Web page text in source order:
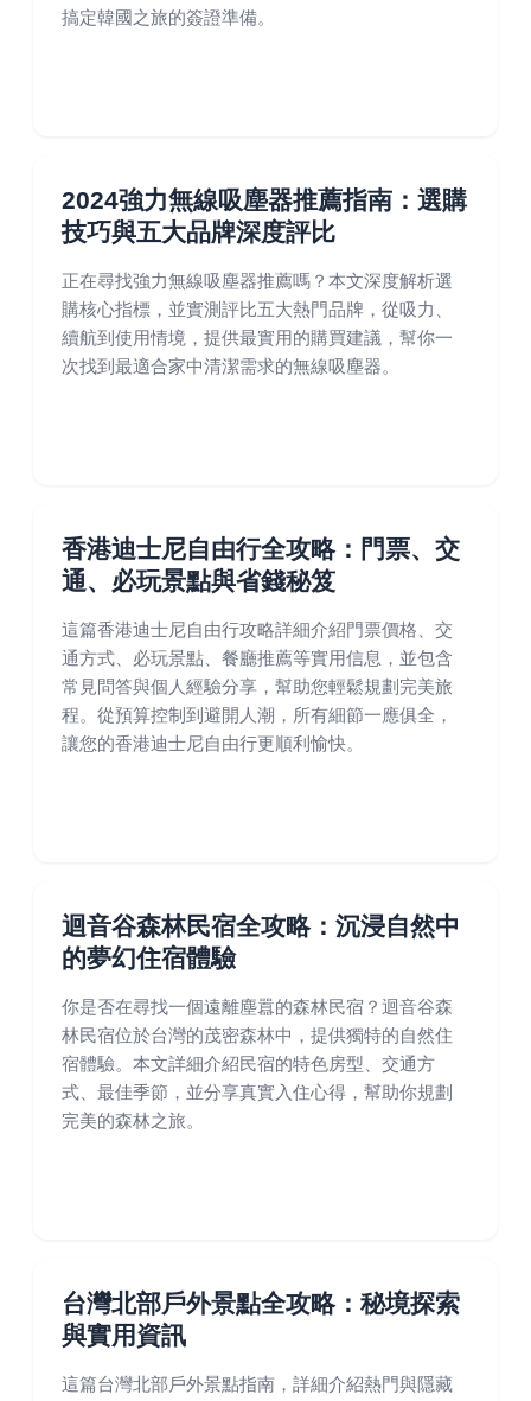
搞定韓國之旅的簽證準備。
2024強力無線吸塵器推薦指南：選購
技巧與五大品牌深度評比
正在尋找強力無線吸塵器推薦嗎？本文深度解析選
購核心指標，並實測評比五大熱門品牌，從吸力、
續航到使用情境，提供最實用的購買建議，幫你一
次找到最適合家中清潔需求的無線吸塵器。
香港迪士尼自由行全攻略：門票、交
通、必玩景點與省錢秘笈
這篇香港迪士尼自由行攻略詳細介紹門票價格、交
通方式、必玩景點、餐廳推薦等實用信息，並包含
常見問答與個人經驗分享，幫助您輕鬆規劃完美旅
程。從預算控制到避開人潮，所有細節一應俱全，
讓您的香港迪士尼自由行更順利愉快。
迴音谷森林民宿全攻略：沉浸自然中
的夢幻住宿體驗
你是否在尋找一個遠離塵囂的森林民宿？迴音谷森
林民宿位於台灣的茂密森林中，提供獨特的自然住
宿體驗。本文詳細介紹民宿的特色房型、交通方
式、最佳季節，並分享真實入住心得，幫助你規劃
完美的森林之旅。
台灣北部戶外景點全攻略：秘境探索
與實用資訊
這篇台灣北部戶外景點指南，詳細介紹熱門與隱藏